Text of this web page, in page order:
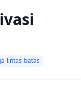
lintas-batas